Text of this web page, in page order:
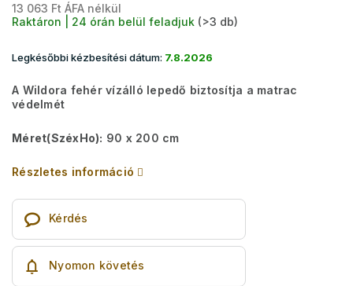
13 063 Ft ÁFA nélkül
Raktáron | 24 órán belül feladjuk (>3 db)
Legkésőbbi kézbesítési dátum: 7.8.2026
A Wildora fehér vízálló lepedő biztosítja a matrac
védelmét
Méret(SzéxHo): 90 x 200 cm
Részletes információ
Kérdés
Nyomon követés